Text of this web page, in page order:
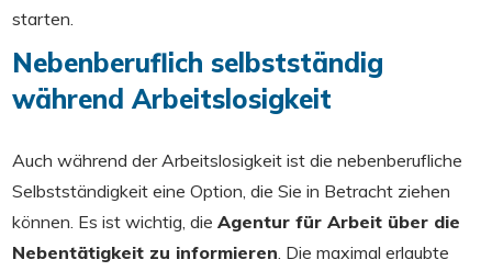
starten.
Nebenberuflich selbstständig
während Arbeitslosigkeit
Auch während der Arbeitslosigkeit ist die nebenberufliche
Selbstständigkeit eine Option, die Sie in Betracht ziehen
können. Es ist wichtig, die Agentur für Arbeit über die
Nebentätigkeit zu informieren. Die maximal erlaubte